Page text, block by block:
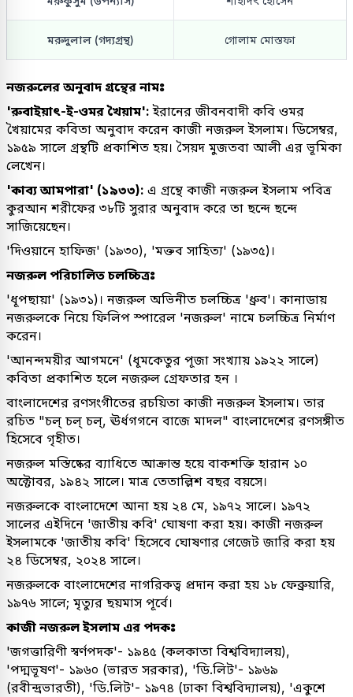
মরুদুলাল (গদ্যগ্রন্থ) গোলাম মোস্তফা
নজরুলের অনুবাদ গ্রন্থের নামঃ
'রুবাইয়াৎ-ই-ওমর খৈয়াম':ইরানের জীবনবাদী কবি ওমর
খৈয়ামের কবিতা অনুবাদ করেন কাজী নজরুল ইসলাম। ডিসেম্বর,
১৯৫৯ সালে গ্রন্থটি প্রকাশিত হয়। সৈয়দ মুজতবা আলী এর ভূমিকা
লেখেন।
'কাব্য আমপারা' (১৯৩৩): এ গ্রন্থে কাজী নজরুল ইসলাম পবিত্র
কুরআন শরীফের ৩৮টি সুরার অনুবাদ করে তা ছন্দে ছন্দে
সাজিয়েছেন।
'দিওয়ানে হাফিজ' (১৯৩০), 'মক্তব সাহিত্য' (১৯৩৫)।
নজরুল পরিচালিত চলচ্চিত্রঃ
'ধূপছায়া' (১৯৩১)। নজরুল অভিনীত চলচ্চিত্র 'ধ্রুব'। কানাডায়
নজরুলকে নিয়ে ফিলিপ স্পারেল 'নজরুল' নামে চলচ্চিত্র নির্মাণ
করেন।
'আনন্দময়ীর আগমনে' (ধূমকেতুর পূজা সংখ্যায় ১৯২২ সালে)
কবিতা প্রকাশিত হলে নজরুল গ্রেফতার হন ।
বাংলাদেশের রণসংগীতের রচয়িতা কাজী নজরুল ইসলাম। তার
রচিত "চল্‌ চল্‌ চল্‌, ঊর্ধগগনে বাজে মাদল" বাংলাদেশের রণসঙ্গীত
হিসেবে গৃহীত।
নজরুল মস্তিষ্কের ব্যাধিতে আক্রান্ত হয়ে বাকশক্তি হারান ১০
অক্টোবর, ১৯৪২ সালে। মাত্র তেতাল্লিশ বছর বয়সে।
নজরুলকে বাংলাদেশে আনা হয় ২৪ মে, ১৯৭২ সালে। ১৯৭২
সালের এইদিনে 'জাতীয় কবি' ঘোষণা করা হয়। কাজী নজরুল
ইসলামকে 'জাতীয় কবি' হিসেবে ঘোষণার গেজেট জারি করা হয়
২৪ ডিসেম্বর, ২০২৪ সালে।
নজরুলকে বাংলাদেশের নাগরিকত্ব প্রদান করা হয় ১৮ ফেব্রুয়ারি,
১৯৭৬ সালে; মৃত্যুর ছয়মাস পূর্বে।
কাজী নজরুল ইসলাম এর পদকঃ
'জগত্তারিণী স্বর্ণপদক'- ১৯৪৫ (কলকাতা বিশ্ববিদ্যালয়),
'পদ্মভূষণ'- ১৯৬০ (ভারত সরকার), 'ডি.লিট'- ১৯৬৯
(রবীন্দ্রভারতী), 'ডি.লিট'- ১৯৭৪ (ঢাকা বিশ্ববিদ্যালয়), 'একুশে